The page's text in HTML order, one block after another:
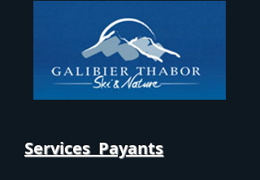
Services Payants